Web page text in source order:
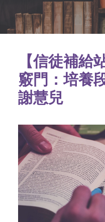
【信徒補給
竅門：培養
謝慧兒